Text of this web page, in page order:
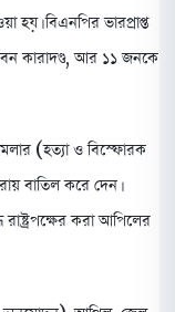
হয়। বিএনপির ভারপ্রাপ্ত
কারাদণ্ড, আর ১১ জনকে
(হত্যা ও বিস্ফোরক
বাতিল করে দেন।
করা আপিলের